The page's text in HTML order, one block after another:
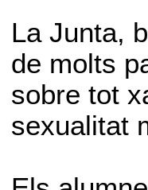
La Junta,
de molts
sobre tot
sexualitat